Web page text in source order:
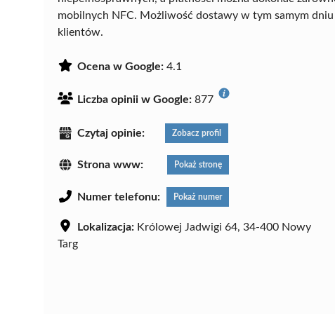
mobilnych NFC. Możliwość dostawy w tym samym
klientów.
Ocena w Google: 4.1
Liczba opinii w Google: 877
Czytaj opinie: Zobacz profil
Strona www: Pokaż stronę
Numer telefonu: Pokaż numer
Lokalizacja: Królowej Jadwigi 64, 34-400 Nowy
Targ